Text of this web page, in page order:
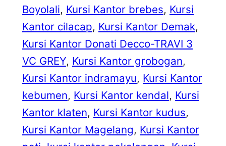
Boyolali, Kursi Kantor brebes, Kursi
Kantor cilacap, Kursi Kantor Demak
Kursi Kantor Donati Decco-TRAVI 3
VC GREY, Kursi Kantor grobogan
Kursi Kantor indramayu, Kursi Kantor
kebumen, Kursi Kantor kendal, Kursi
Kantor klaten, Kursi Kantor kudus
Kursi Kantor Magelang, Kursi Kantor